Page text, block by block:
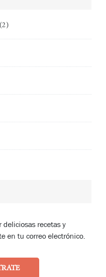
(2)
recetas y
en tu correo electrónico.